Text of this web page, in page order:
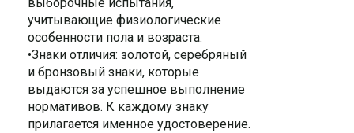
учитывающие физиологические
особенности пола и возраста.
•Знаки отличия: золотой, серебряный
и бронзовый знаки, которые
выдаются за успешное выполнение
нормативов. К каждому знаку
прилагается именное удостоверение.